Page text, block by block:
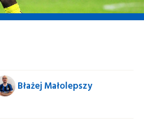
Błażej Małolepszy